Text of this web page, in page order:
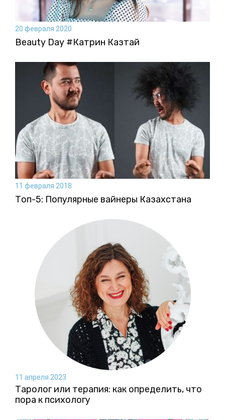
20 февраля 2020
Beauty Day #Катрин Казтай
11 февраля 2018
Топ-5: Популярные вайнеры Казахстана
11 апреля 2023
Таролог или терапия: как определить, что
пора к психологу